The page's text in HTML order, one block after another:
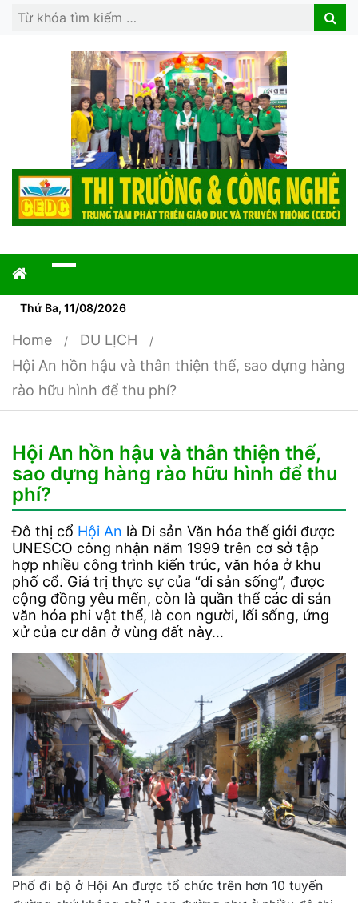
Search
Search
Thứ Ba, 11/08/2026
Home
DU LỊCH
Hội An hồn hậu và thân thiện thế, sao dựng hàng
rào hữu hình để thu phí?
Hội An hồn hậu và thân thiện thế,
sao dựng hàng rào hữu hình để thu
phí?
Đô thị cổ Hội An là Di sản Văn hóa thế giới được
UNESCO công nhận năm 1999 trên cơ sở tập
hợp nhiều công trình kiến trúc, văn hóa ở khu
phố cổ. Giá trị thực sự của “di sản sống”, được
cộng đồng yêu mến, còn là quần thể các di sản
văn hóa phi vật thể, là con người, lối sống, ứng
xử của cư dân ở vùng đất này…
Phố đi bộ ở Hội An được tổ chức trên hơn 10 tuyến